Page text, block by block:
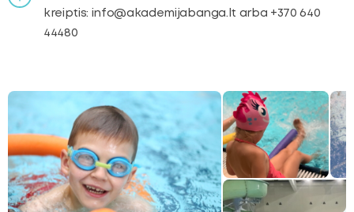
kreiptis: info@akademijabanga.lt arba +370 640
44480